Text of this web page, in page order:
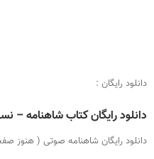
دانلود رایگان :
دانلود رایگان کتاب شاهنامه
دانلود رایگان شاهنامه صوتی ( هنوز